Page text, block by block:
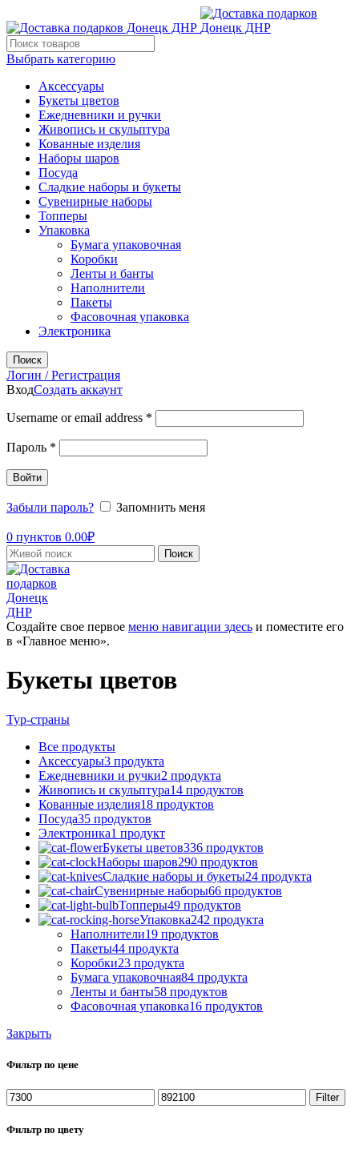
Выбрать категорию
Аксессуары
Букеты цветов
Ежедневники и ручки
Живопись и скульптура
Кованные изделия
Наборы шаров
Посуда
Сладкие наборы и букеты
Сувенирные наборы
Топперы
Упаковка
Бумага упаковочная
Коробки
Ленты и банты
Наполнители
Пакеты
Фасовочная упаковка
Электроника
Поиск
Логин / Регистрация
ВходСоздать аккаунт
Username or email address *
Пароль *
Войти
Забыли пароль? Запомнить меня
0 пунктов 0.00₽
Поиск
Создайте свое первое меню навигации здесь и поместите его
в «Главное меню».
Букеты цветов
Тур-страны
Все продукты
Аксессуары3 продукта
Ежедневники и ручки2 продукта
Живопись и скульптура14 продуктов
Кованные изделия18 продуктов
Посуда35 продуктов
Электроника1 продукт
Букеты цветов336 продуктов
Наборы шаров290 продуктов
Сладкие наборы и букеты24 продукта
Сувенирные наборы66 продуктов
Топперы49 продуктов
Упаковка242 продукта
Наполнители19 продуктов
Пакеты44 продукта
Коробки23 продукта
Бумага упаковочная84 продукта
Ленты и банты58 продуктов
Фасовочная упаковка16 продуктов
Закрыть
Фильтр по цене
Filter
Фильтр по цвету